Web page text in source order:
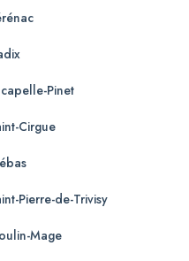
Pinet
Cirgue
Pierre-de-Trivisy
Mage